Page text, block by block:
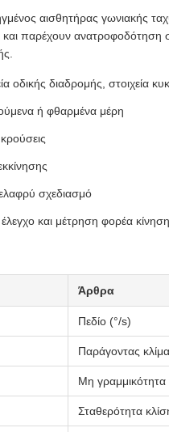
αισθητήρας γωνιακής
και παρέχουν ανατροφοδότηση
οδικής διαδρομής, στοιχεία
ή φθαρμένα μέρη
σχεδιασμό
και μέτρηση φορέα
Άρθρα
Πεδίο (°/s)
Παράγοντας
Μη γραμμικότητα
Σταθερότητα